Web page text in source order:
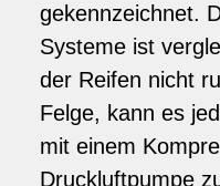
gekennzeichnet.
Systeme ist
der Reifen nicht
Felge, kann es
mit einem
Druckluftpumpe